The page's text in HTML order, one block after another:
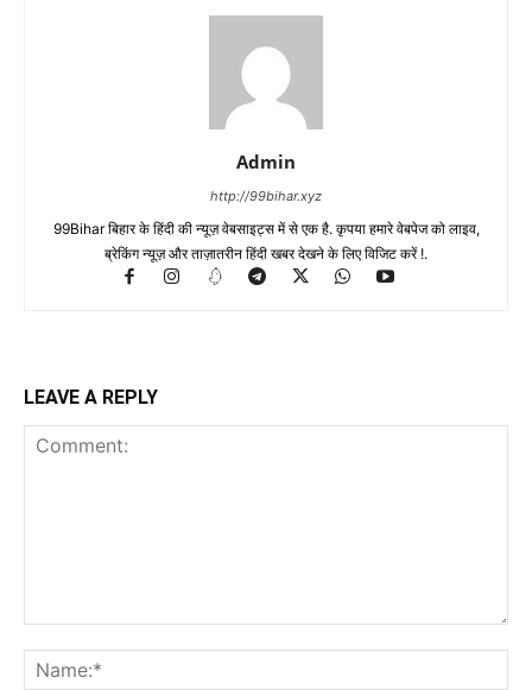
Admin
http://99bihar.xyz
99Bihar बिहार के हिंदी की न्यूज़ वेबसाइट्स में से एक है. कृपया हमारे वेबपेज को लाइव,
ब्रेकिंग न्यूज़ और ताज़ातरीन हिंदी खबर देखने के लिए विजिट करें !.
LEAVE A REPLY